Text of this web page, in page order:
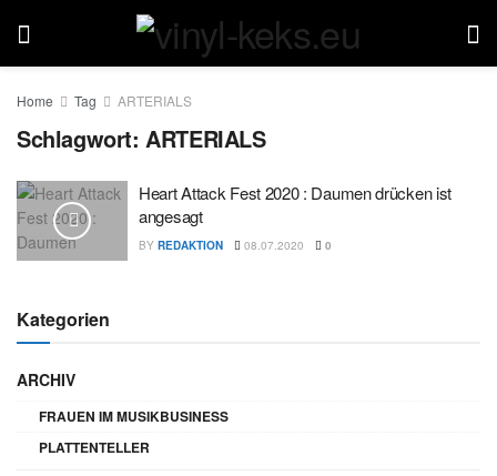
Home Tag ARTERIALS
Schlagwort:ARTERIALS
Heart Attack Fest 2020 : Daumen drücken ist
angesagt
BY REDAKTION 08.07.2020 0
Kategorien
ARCHIV
FRAUEN IM MUSIKBUSINESS
PLATTENTELLER